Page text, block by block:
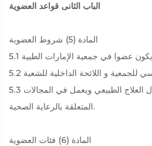
الباب الثانى قواعد العضوية
المادة (5) شروط العضوية
5.3 أن يكون من المختصين في مجال العلاج الطبيعي ويعمل في المجالات
المتعلقة بالرعاية الصحية.
المادة (6) فئات العضوية